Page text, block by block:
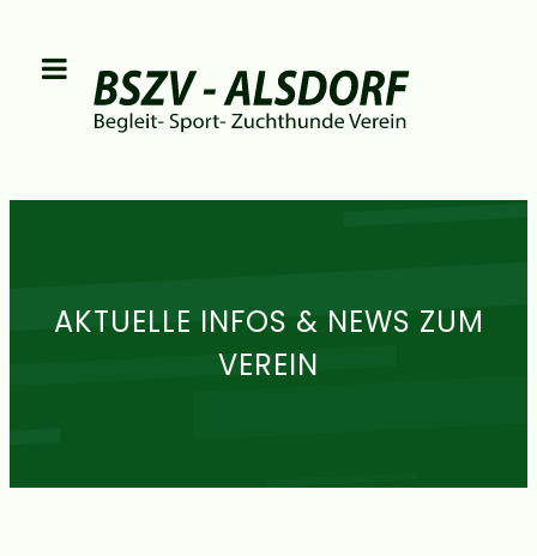
AKTUELLE INFOS & NEWS ZUM
VEREIN